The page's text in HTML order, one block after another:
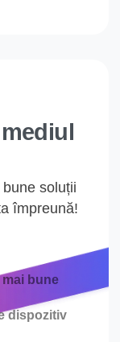
soluții
împreună!
bune
dispozitiv